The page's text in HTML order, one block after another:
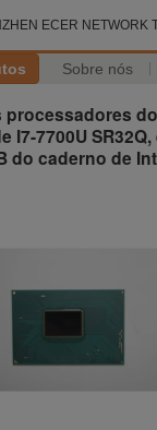
ECER NETWORK
Sobre nós
processadores
I7-7700U
do caderno de